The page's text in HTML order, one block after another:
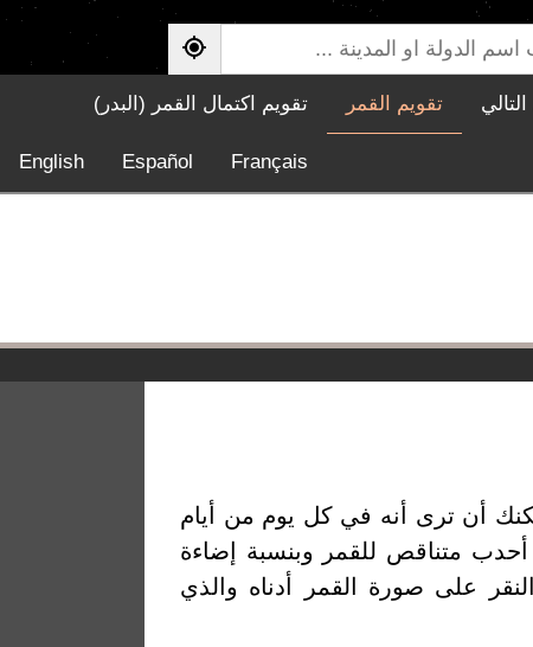
تقويم القمر تقويم اكتمال القمر (البدر)
English Español Français
أن ترى أنه في كل يوم من أيام
متناقص للقمر وبنسبة إضاءة
على صورة القمر أدناه والذي